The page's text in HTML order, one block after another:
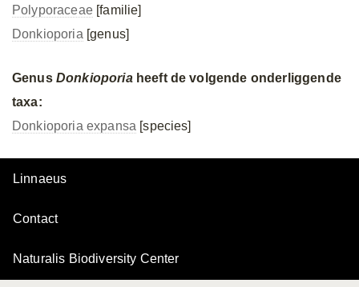
Polyporaceae[familie]
Donkioporia [genus]
Genus Donkioporiaheeft de volgende onderliggende
taxa:
Donkioporia expansa [species]
Linnaeus
Contact
Naturalis Biodiversity Center